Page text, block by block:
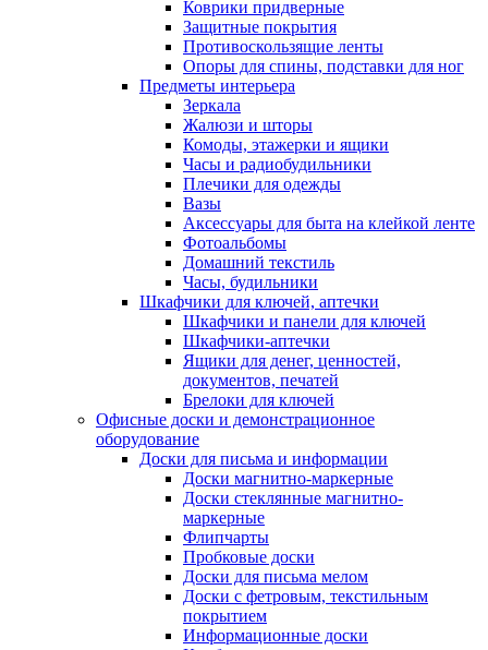
Коврики придверные
Защитные покрытия
Противоскользящие ленты
Опоры для спины, подставки для ног
Предметы интерьера
Зеркала
Жалюзи и шторы
Комоды, этажерки и ящики
Часы и радиобудильники
Плечики для одежды
Вазы
Аксессуары для быта на клейкой ленте
Фотоальбомы
Домашний текстиль
Часы, будильники
Шкафчики для ключей, аптечки
Шкафчики и панели для ключей
Шкафчики-аптечки
Ящики для денег, ценностей,
документов, печатей
Брелоки для ключей
Офисные доски и демонстрационное
оборудование
Доски для письма и информации
Доски магнитно-маркерные
Доски стеклянные магнитно-
маркерные
Флипчарты
Пробковые доски
Доски для письма мелом
Доски с фетровым, текстильным
покрытием
Информационные доски